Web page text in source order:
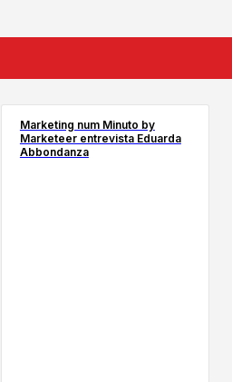
Marketing num Minuto by
Marketeer entrevista Eduarda
Abbondanza